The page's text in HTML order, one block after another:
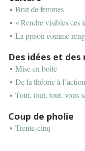
Brut de femmes
« Rendre visibles ces
La prison comme
Des idées et des
Mise en boîte
De la théorie à l’action
Tout, tout, tout, vous
Coup de pholie
Trente-cinq